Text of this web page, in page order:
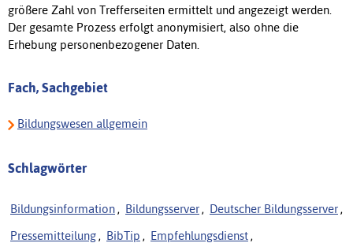
größere Zahl von Trefferseiten ermittelt und angezeigt werden.
Der gesamte Prozess erfolgt anonymisiert, also ohne die
Erhebung personenbezogener Daten.
Fach, Sachgebiet
Bildungswesen allgemein
Schlagwörter
Bildungsinformation , Bildungsserver , Deutscher Bildungsserver ,
Pressemitteilung , BibTip , Empfehlungsdienst ,